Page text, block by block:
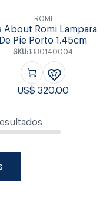
ROMI
About Romi Lampara
De Pie Porto 1.45cm
SKU:1330140004
US$320.00